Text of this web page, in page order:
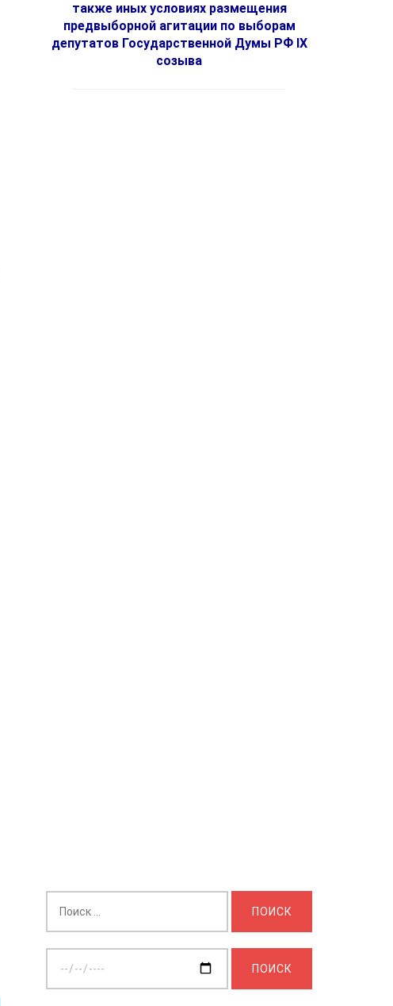
также иных условиях размещения
предвыборной агитации по выборам
депутатов Государственной Думы РФ IX
созыва
дату: